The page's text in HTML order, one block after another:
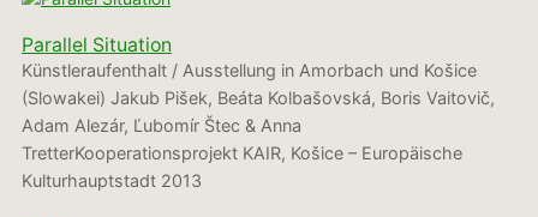
Parallel Situation
Künstleraufenthalt / Ausstellung in Amorbach und Košice
(Slowakei) Jakub Pišek, Beáta Kolbašovská, Boris Vaitovič,
Adam Alezár, Ľubomír Štec & Anna
TretterKooperationsprojekt KAIR, Košice – Europäische
Kulturhauptstadt 2013